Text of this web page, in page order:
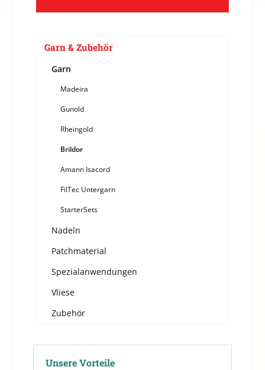
Garn & Zubehör
Garn
Madeira
Gunold
Rheingold
Brildor
Amann Isacord
FilTec Untergarn
StarterSets
Nadeln
Patchmaterial
Spezialanwendungen
Vliese
Zubehör
Unsere Vorteile